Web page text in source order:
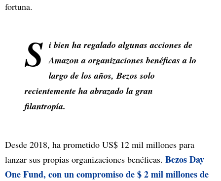
fortuna.
S i bien ha regalado algunas acciones de
Amazon a organizaciones benéficas a lo
largo de los años, Bezos solo
recientemente ha abrazado la gran
filantropía.
Desde 2018, ha prometido US$ 12 mil millones para
lanzar sus propias organizaciones benéficas. Bezos Day
One Fund, con un compromiso de $ 2 mil millones de